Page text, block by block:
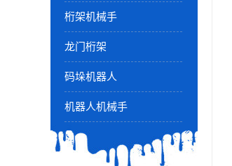
桁架机械手
龙门桁架
码垛机器人
机器人机械手